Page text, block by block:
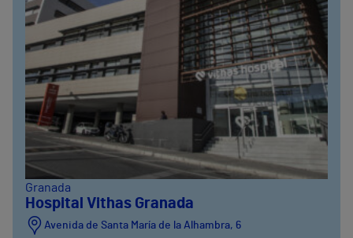
Granada
Hospital Vithas Granada
Avenida de Santa María de la Alhambra, 6